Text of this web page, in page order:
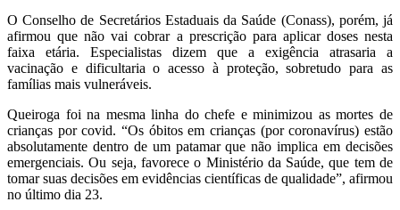
O Conselho de Secretários Estaduais da Saúde (Conass), porém, já
afirmou que não vai cobrar a prescrição para aplicar doses nesta
faixa etária. Especialistas dizem que a exigência atrasaria a
vacinação e dificultaria o acesso à proteção, sobretudo para as
famílias mais vulneráveis.
Queiroga foi na mesma linha do chefe e minimizou as mortes de
crianças por covid. “Os óbitos em crianças (por coronavírus) estão
absolutamente dentro de um patamar que não implica em decisões
emergenciais. Ou seja, favorece o Ministério da Saúde, que tem de
tomar suas decisões em evidências científicas de qualidade”, afirmou
no último dia 23.